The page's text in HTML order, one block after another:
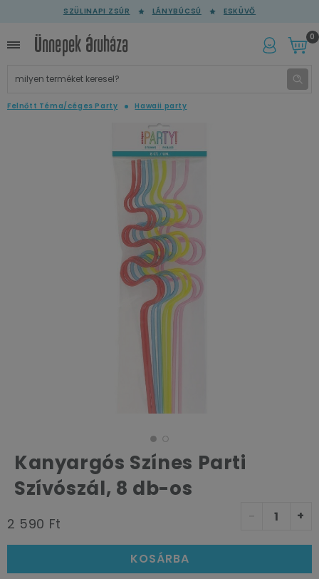
SZÜLINAPI ZSÚR LÁNYBÚCSÚ ESKÜVŐ
0
Felnőtt Téma/céges Party Hawaii party
Kanyargós Színes Parti
Szívószál, 8 db-os
2 590 Ft +
KOSÁRBA